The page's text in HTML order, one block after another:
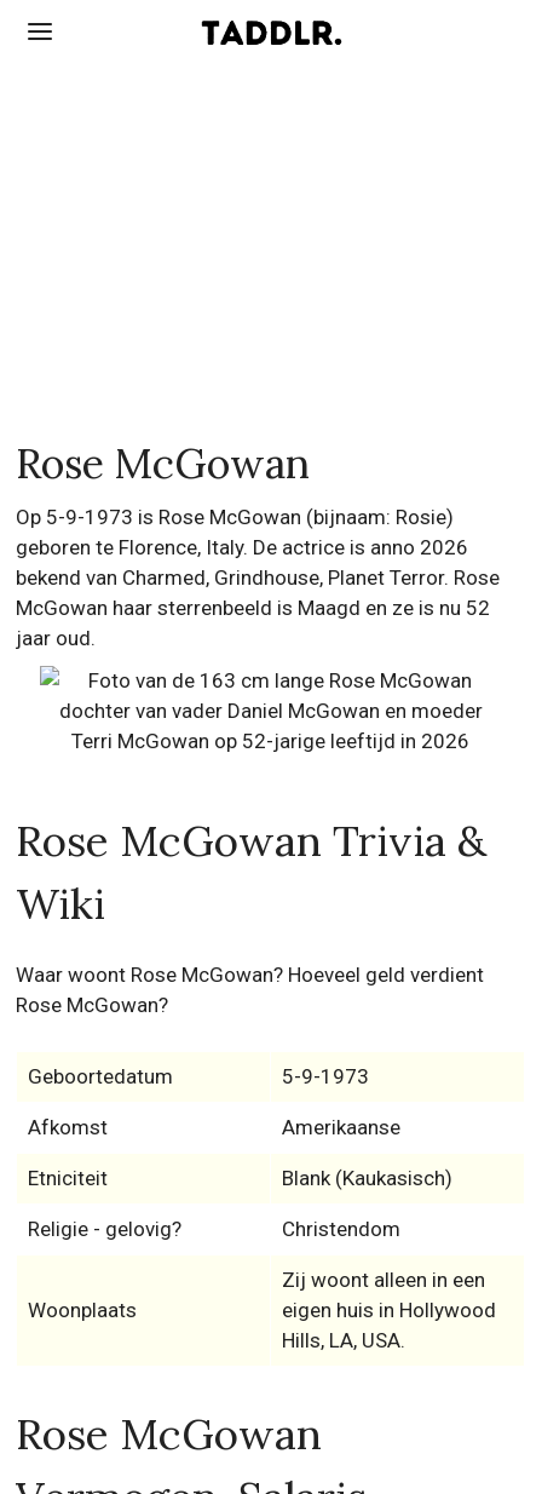
Rose McGowan
Op 5-9-1973 is Rose McGowan (bijnaam: Rosie)
geboren te Florence, Italy. De actrice is anno 2026
bekend van Charmed, Grindhouse, Planet Terror. Rose
McGowan haar sterrenbeeld is Maagd en ze is nu 52
jaar oud.
Rose McGowan Trivia &
Wiki
Waar woont Rose McGowan? Hoeveel geld verdient
Rose McGowan?
Geboortedatum 5-9-1973
Afkomst Amerikaanse
Etniciteit Blank (Kaukasisch)
Religie - gelovig? Christendom
Woonplaats
Zij woont alleen in een
eigen huis in Hollywood
Hills, LA, USA.
Rose McGowan